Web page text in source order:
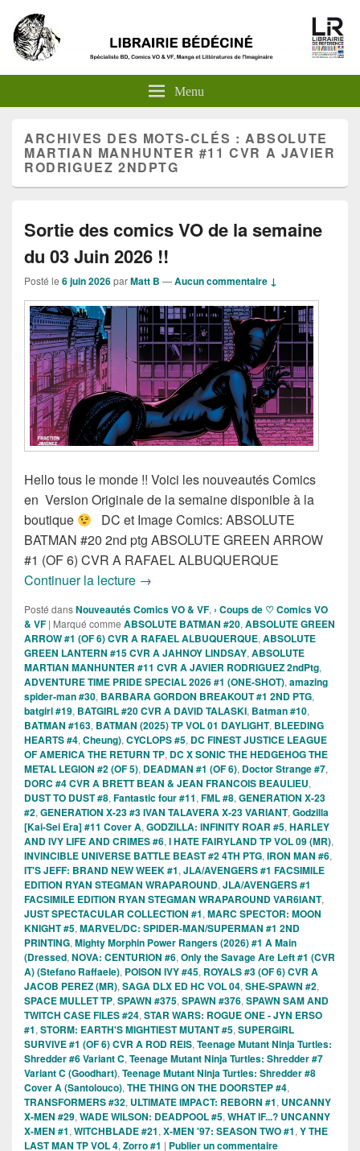
Menu
ARCHIVES DES MOTS-CLÉS : ABSOLUTE
MARTIAN MANHUNTER #11 CVR A JAVIER
RODRIGUEZ 2NDPTG
Sortie des comics VO de la semaine
du 03 Juin 2026 !!
Posté le 6 juin 2026parMatt B —Aucun commentaire ↓
Hello tous le monde !! Voici les nouveautés Comics
en Version Originale de la semaine disponible à la
boutique
DC et Image Comics: ABSOLUTE
BATMAN #20 2nd ptg ABSOLUTE GREEN ARROW
#1 (OF 6) CVR A RAFAEL ALBUQUERQUE
Continuer la lecture Sortie des comics VO de la semaine
→
Posté dansNouveautés Comics VO & VF, › Coups de ♡ Comics VO
& VF | Marqué comme ABSOLUTE BATMAN #20, ABSOLUTE GREEN
ARROW #1 (OF 6) CVR A RAFAEL ALBUQUERQUE, ABSOLUTE
GREEN LANTERN #15 CVR A JAHNOY LINDSAY, ABSOLUTE
MARTIAN MANHUNTER #11 CVR A JAVIER RODRIGUEZ 2ndPtg,
ADVENTURE TIME PRIDE SPECIAL 2026 #1 (ONE-SHOT), amazing
spider-man #30, BARBARA GORDON BREAKOUT #1 2ND PTG,
batgirl #19, BATGIRL #20 CVR A DAVID TALASKI, Batman #10,
BATMAN #163, BATMAN (2025) TP VOL 01 DAYLIGHT, BLEEDING
HEARTS #4, Cheung), CYCLOPS #5, DC FINEST JUSTICE LEAGUE
OF AMERICA THE RETURN TP, DC X SONIC THE HEDGEHOG THE
METAL LEGION #2 (OF 5), DEADMAN #1 (OF 6), Doctor Strange #7,
DORC #4 CVR A BRETT BEAN & JEAN FRANCOIS BEAULIEU,
DUST TO DUST #8, Fantastic four #11, FML #8, GENERATION X-23
#2, GENERATION X-23 #3 IVAN TALAVERA X-23 VARIANT, Godzilla
[Kai-Sei Era] #11 Cover A, GODZILLA: INFINITY ROAR #5, HARLEY
AND IVY LIFE AND CRIMES #6, I HATE FAIRYLAND TP VOL 09 (MR),
INVINCIBLE UNIVERSE BATTLE BEAST #2 4TH PTG, IRON MAN #6,
IT'S JEFF: BRAND NEW WEEK #1, JLA/AVENGERS #1 FACSIMILE
EDITION RYAN STEGMAN WRAPAROUND, JLA/AVENGERS #1
FACSIMILE EDITION RYAN STEGMAN WRAPAROUND VAR6IANT,
JUST SPECTACULAR COLLECTION #1, MARC SPECTOR: MOON
KNIGHT #5, MARVEL/DC: SPIDER-MAN/SUPERMAN #1 2ND
PRINTING, Mighty Morphin Power Rangers (2026) #1 A Main
(Dressed, NOVA: CENTURION #6, Only the Savage Are Left #1 (CVR
A) (Stefano Raffaele), POISON IVY #45, ROYALS #3 (OF 6) CVR A
JACOB PEREZ (MR), SAGA DLX ED HC VOL 04, SHE-SPAWN #2,
SPACE MULLET TP, SPAWN #375, SPAWN #376, SPAWN SAM AND
TWITCH CASE FILES #24, STAR WARS: ROGUE ONE - JYN ERSO
#1, STORM: EARTH'S MIGHTIEST MUTANT #5, SUPERGIRL
SURVIVE #1 (OF 6) CVR A ROD REIS, Teenage Mutant Ninja Turtles:
Shredder #6 Variant C, Teenage Mutant Ninja Turtles: Shredder #7
Variant C (Goodhart), Teenage Mutant Ninja Turtles: Shredder #8
Cover A (Santolouco), THE THING ON THE DOORSTEP #4,
TRANSFORMERS #32, ULTIMATE IMPACT: REBORN #1, UNCANNY
X-MEN #29, WADE WILSON: DEADPOOL #5, WHAT IF...? UNCANNY
X-MEN #1, WITCHBLADE #21, X-MEN '97: SEASON TWO #1, Y THE
LAST MAN TP VOL 4, Zorro #1 | Publier un commentaire